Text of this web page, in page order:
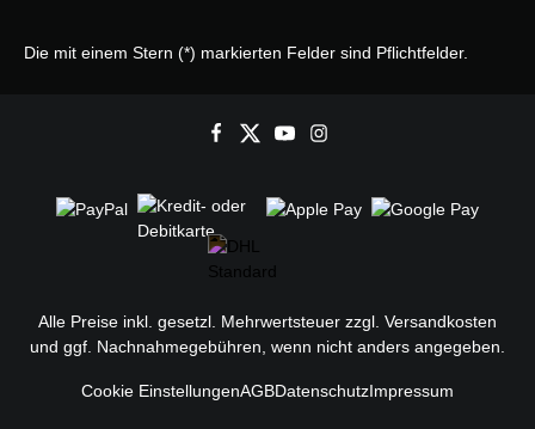
Die mit einem Stern (*) markierten Felder sind Pflichtfelder.
Alle Preise inkl. gesetzl. Mehrwertsteuer zzgl. Versandkosten
und ggf. Nachnahmegebühren, wenn nicht anders angegeben.
Cookie EinstellungenAGBDatenschutzImpressum